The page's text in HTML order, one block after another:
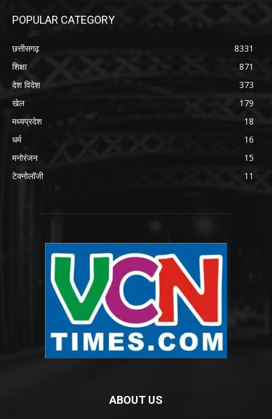
POPULAR CATEGORY
छत्तीसगढ़
8331
शिक्षा
871
देश विदेश
373
खेल
179
मध्यप्रदेश
18
धर्म
16
मनोरंजन
15
टेक्नोलॉजी
11
ABOUT US